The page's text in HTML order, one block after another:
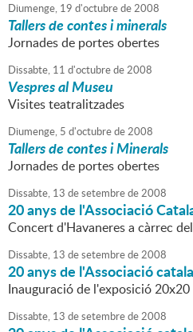
Diumenge, 19 d'octubrede2008
Tallers de contes i minerals
Jornades de portes obertes
Dissabte, 11 d'octubrede2008
Vespres al Museu
Visites teatralitzades
Diumenge, 5 d'octubrede2008
Tallers de contes i Minerals
Jornades de portes obertes
Dissabte, 13 desetembrede2008
20 anys de l'Associació
Concert d'Havaneres a càrrec
Dissabte, 13 desetembrede2008
20 anys de l'Associació
Inauguració de l'exposició 20x20
Dissabte, 13 desetembrede2008